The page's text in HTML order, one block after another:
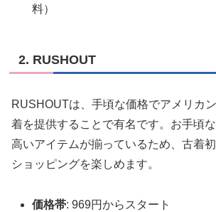
料）
2. RUSHOUT
RUSHOUTは、手頃な価格でアメリカ
着を提供することで有名です。お手頃
高いアイテムが揃っているため、古着
ショッピングを楽しめます。
価格帯: 969円からスタート